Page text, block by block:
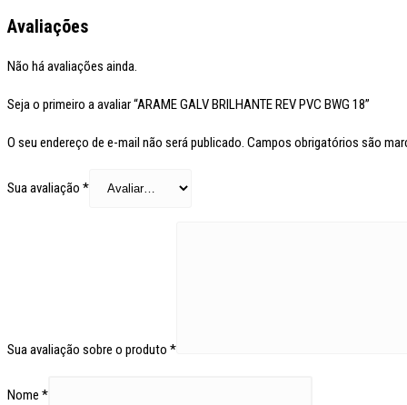
Avaliações
Não há avaliações ainda.
Seja o primeiro a avaliar “ARAME GALV BRILHANTE REV PVC BWG 18”
O seu endereço de e-mail não será publicado. Campos obrigatórios são
Sua avaliação *
Sua avaliação sobre o produto *
Nome *